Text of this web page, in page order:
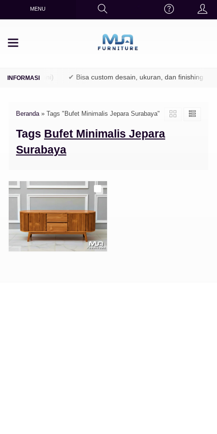
MENU
/ Perhutani) ✔ Bisa custom desain, ukuran, dan finishing
Beranda» Tags "Bufet Minimalis Jepara Surabaya"
Tags Bufet Minimalis Jepara
Surabaya